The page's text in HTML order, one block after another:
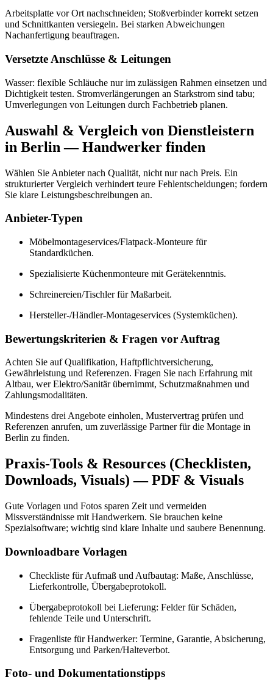
Arbeitsplatte vor Ort nachschneiden; Stoßverbinder korrekt setzen
und Schnittkanten versiegeln. Bei starken Abweichungen
Nachanfertigung beauftragen.
Versetzte Anschlüsse & Leitungen
Wasser: flexible Schläuche nur im zulässigen Rahmen einsetzen und
Dichtigkeit testen. Stromverlängerungen an Starkstrom sind tabu;
Umverlegungen von Leitungen durch Fachbetrieb planen.
Auswahl & Vergleich von Dienstleistern
in Berlin — Handwerker finden
Wählen Sie Anbieter nach Qualität, nicht nur nach Preis. Ein
strukturierter Vergleich verhindert teure Fehlentscheidungen; fordern
Sie klare Leistungsbeschreibungen an.
Anbieter-Typen
Möbelmontageservices/Flatpack-Monteure für
Standardküchen.
Spezialisierte Küchenmonteure mit Gerätekenntnis.
Schreinereien/Tischler für Maßarbeit.
Hersteller-/Händler-Montageservices (Systemküchen).
Bewertungskriterien & Fragen vor Auftrag
Achten Sie auf Qualifikation, Haftpflichtversicherung,
Gewährleistung und Referenzen. Fragen Sie nach Erfahrung mit
Altbau, wer Elektro/Sanitär übernimmt, Schutzmaßnahmen und
Zahlungsmodalitäten.
Mindestens drei Angebote einholen, Mustervertrag prüfen und
Referenzen anrufen, um zuverlässige Partner für die Montage in
Berlin zu finden.
Praxis-Tools & Resources (Checklisten,
Downloads, Visuals) — PDF & Visuals
Gute Vorlagen und Fotos sparen Zeit und vermeiden
Missverständnisse mit Handwerkern. Sie brauchen keine
Spezialsoftware; wichtig sind klare Inhalte und saubere Benennung.
Downloadbare Vorlagen
Checkliste für Aufmaß und Aufbautag: Maße, Anschlüsse,
Lieferkontrolle, Übergabeprotokoll.
Übergabeprotokoll bei Lieferung: Felder für Schäden,
fehlende Teile und Unterschrift.
Fragenliste für Handwerker: Termine, Garantie, Absicherung,
Entsorgung und Parken/Halteverbot.
Foto- und Dokumentationstipps